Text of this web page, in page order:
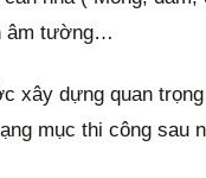
âm tường…
xây dựng quan
mục thi công sau